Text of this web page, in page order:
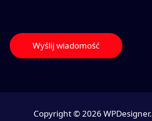
Copyright © 2026 WPDesigner.